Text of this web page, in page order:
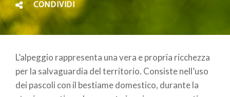
CONDIVIDI
L’alpeggio rappresenta una vera e propria ricchezza
per la salvaguardia del territorio. Consiste nell’uso
dei pascoli con il bestiame domestico, durante la